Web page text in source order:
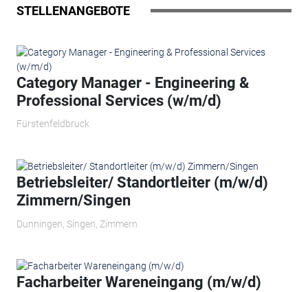
STELLENANGEBOTE
Category Manager - Engineering &
Professional Services (w/m/d)
Fürstenfeldbruck
Betriebsleiter/ Standortleiter (m/w/d)
Zimmern/Singen
Dunningen, Singen, Zimmern
Facharbeiter Wareneingang (m/w/d)